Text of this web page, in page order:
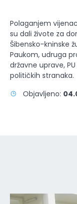
Polaganjem
su dali živote za
Šibensko-kninske
Paukom, udruga
državne uprave,
političkih stranaka.
Objavljeno: